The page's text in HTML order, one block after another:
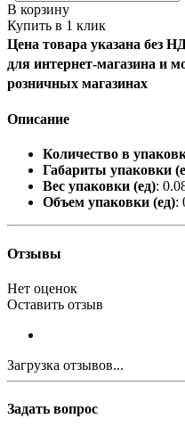
В корзину
Купить в 1 клик
Цена товара указана без
для интернет-магазина и
розничных магазинах
Описание
Количество в
Габариты упаковки
Вес упаковки (ед):
Объем упаковки (ед):
Отзывы
Нет оценок
Оставить отзыв
Загрузка отзывов...
Задать вопрос